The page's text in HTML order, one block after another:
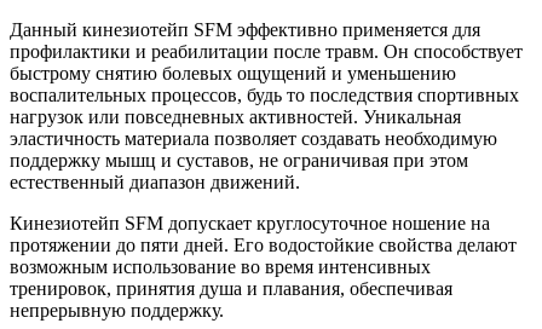
Данный кинезиотейп SFM эффективно применяется для
профилактики и реабилитации после травм. Он способствует
быстрому снятию болевых ощущений и уменьшению
воспалительных процессов, будь то последствия спортивных
нагрузок или повседневных активностей. Уникальная
эластичность материала позволяет создавать необходимую
поддержку мышц и суставов, не ограничивая при этом
естественный диапазон движений.
Кинезиотейп SFM допускает круглосуточное ношение на
протяжении до пяти дней. Его водостойкие свойства делают
возможным использование во время интенсивных
тренировок, принятия душа и плавания, обеспечивая
непрерывную поддержку.